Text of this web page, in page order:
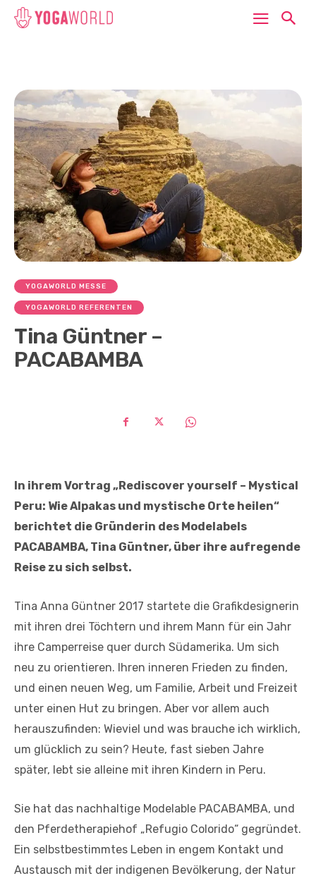
YOGAWORLD MESSE
YOGAWORLD REFERENTEN
Tina Güntner –
PACABAMBA
In ihrem Vortrag „Rediscover yourself – Mystical
Peru: Wie Alpakas und mystische Orte heilen“
berichtet die Gründerin des Modelabels
PACABAMBA, Tina Güntner, über ihre aufregende
Reise zu sich selbst.
Tina Anna Güntner 2017 startete die Grafikdesignerin
mit ihren drei Töchtern und ihrem Mann für ein Jahr
ihre Camperreise quer durch Südamerika. Um sich
neu zu orientieren. Ihren inneren Frieden zu finden,
und einen neuen Weg, um Familie, Arbeit und Freizeit
unter einen Hut zu bringen. Aber vor allem auch
herauszufinden: Wieviel und was brauche ich wirklich,
um glücklich zu sein? Heute, fast sieben Jahre
später, lebt sie alleine mit ihren Kindern in Peru.
Sie hat das nachhaltige Modelable PACABAMBA, und
den Pferdetherapiehof „Refugio Colorido“ gegründet.
Ein selbstbestimmtes Leben in engem Kontakt und
Austausch mit der indigenen Bevölkerung, der Natur